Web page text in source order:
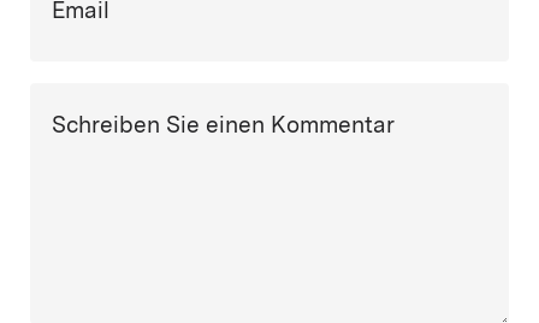
Email
Schreiben Sie einen Kommentar